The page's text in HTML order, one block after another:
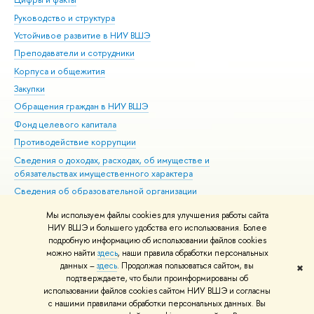
Мы используем файлы cookies для улучшения работы сайта
НИУ ВШЭ и большего удобства его использования. Более
подробную информацию об использовании файлов cookies
можно найти здесь, наши правила обработки персональных
данных –здесь. Продолжая пользоваться сайтом, вы
подтверждаете, что были проинформированы об
использовании файлов cookies сайтом НИУ ВШЭ и согласны
с нашими правилами обработки персональных данных. Вы
✖
Руководство и структура
Устойчивое развитие в НИУ ВШЭ
Преподаватели и сотрудники
Корпуса и общежития
Закупки
Обращения граждан в НИУ ВШЭ
Фонд целевого капитала
Противодействие коррупции
Сведения о доходах, расходах, об имуществе и
обязательствах имущественного характера
Сведения об образовательной организации
Людям с ограниченными возможностями здоровья
Единая платежная страница
Работа в Вышке
© НИУ ВШЭ 1993–2026 Адреса и контакты Условия использования
материалов Политика конфиденциальности Карта сайта